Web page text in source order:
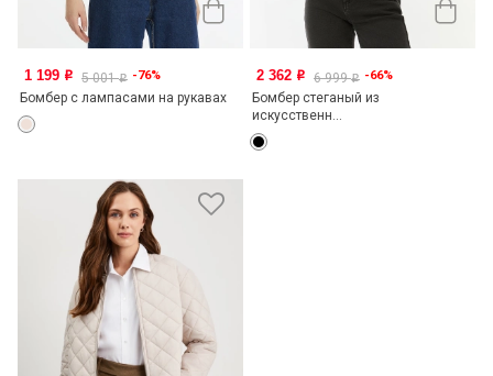
1 199 o 5 001o -76%
Бомбер с лампасами на рукавах
2 362 o 6 999o -66%
Бомбер стеганый из
искусственн...